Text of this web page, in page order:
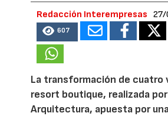
Redacción Interempresas
607
La transformación de cuatro
resort boutique, realizada por
Arquitectura, apuesta por